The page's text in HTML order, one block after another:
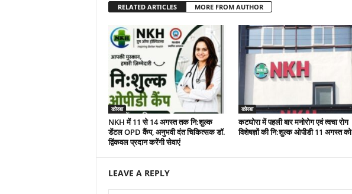
RELATED ARTICLES MORE FROM AUTHOR
कोरबा
NKH में 11 से 14 अगस्त तक नि:शुल्क
डेंटल OPD कैंप, अनुभवी दंत चिकित्सक डॉ.
द्विंकवल प्रदान करेंगी सेवाएं
कोरबा
कटघोरा में पहली बार मनोरोग एवं त्वचा रोग
विशेषज्ञों की नि:शुल्क ओपीडी 11 अगस्त को
LEAVE A REPLY